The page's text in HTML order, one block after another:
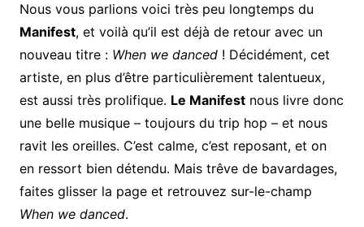
Nous vous parlions voici très peu longtemps du
Manifest, et voilà qu’il est déjà de retour avec un
nouveau titre : When we danced ! Décidément, cet
artiste, en plus d’être particulièrement talentueux,
est aussi très prolifique. Le Manifestnous livre donc
une belle musique – toujours du trip hop – et nous
ravit les oreilles. C’est calme, c’est reposant, et on
en ressort bien détendu. Mais trêve de bavardages,
faites glisser la page et retrouvez sur-le-champ
When we danced.